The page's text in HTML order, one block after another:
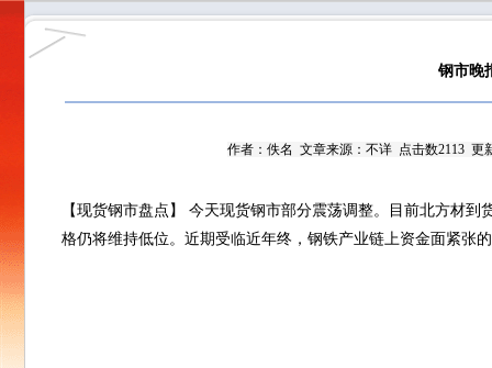
钢市晚
作者：佚名 文章来源： 不详点击数2113 更
【现货钢市盘点】 今天现货钢市部分震荡调整。目前北方材
格仍将维持低位。近期受临近年终，钢铁产业链上资金面紧张